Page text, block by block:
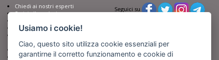
Chiedi ai nostri esperti
Scrivi alla redazione
Sostieni Barinedita
giornalismo
Compra i nostri libri
Entra in Barinedita Map
Seguici su
Usiamo i cookie!
Ciao, questo sito utilizza cookie essenziali per
garantirne il corretto funzionamento e cookie di